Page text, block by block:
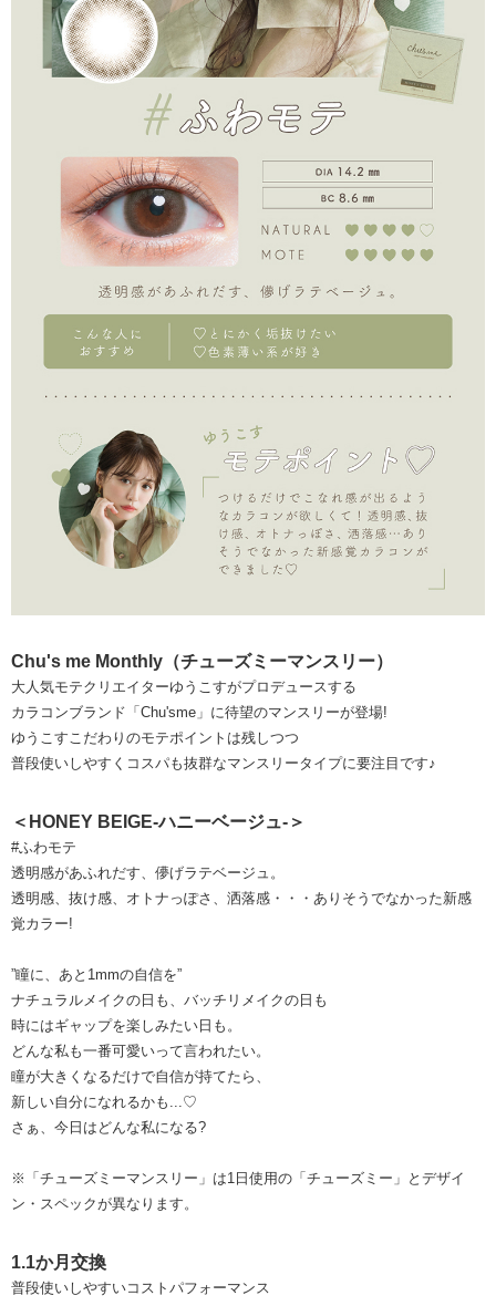
Chu's me Monthly（チューズミーマンスリー）
大人気モテクリエイターゆうこすがプロデュースする
カラコンブランド「Chu'sme」に待望のマンスリーが登場!
ゆうこすこだわりのモテポイントは残しつつ
普段使いしやすくコスパも抜群なマンスリータイプに要注目です♪
＜HONEY BEIGE-ハニーベージュ-＞
#ふわモテ
透明感があふれだす、儚げラテベージュ。
透明感、抜け感、オトナっぽさ、洒落感・・・ありそうでなかった新感
覚カラー!
”瞳に、あと1mmの自信を”
ナチュラルメイクの日も、バッチリメイクの日も
時にはギャップを楽しみたい日も。
どんな私も一番可愛いって言われたい。
瞳が大きくなるだけで自信が持てたら、
新しい自分になれるかも...♡
さぁ、今日はどんな私になる?
※「チューズミーマンスリー」は1日使用の「チューズミー」とデザイ
ン・スペックが異なります。
1.1か月交換
普段使いしやすいコストパフォーマンス